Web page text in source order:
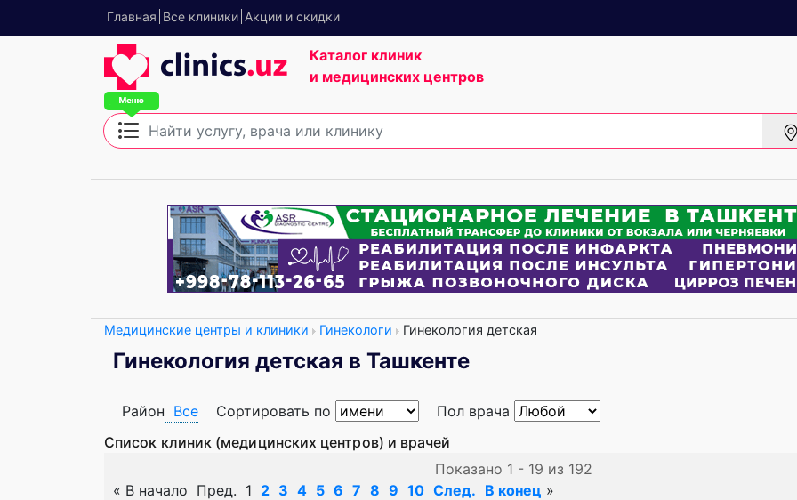
Главная Все клиники Акции и скидки
Каталог клиник
и медицинских центров
Медицинские центры и клиники Гинекологи Гинекология детская
Гинекология детская в Ташкенте
Район Все Сортировать по
Пол врача
Список клиник (медицинских центров) и врачей
Показано 1 - 19 из 192
« В начало Пред. 1 2 3 4 5 6 7 8 9 10 След. В конец »